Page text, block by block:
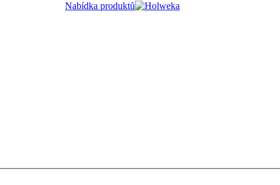
Nabídka produktů